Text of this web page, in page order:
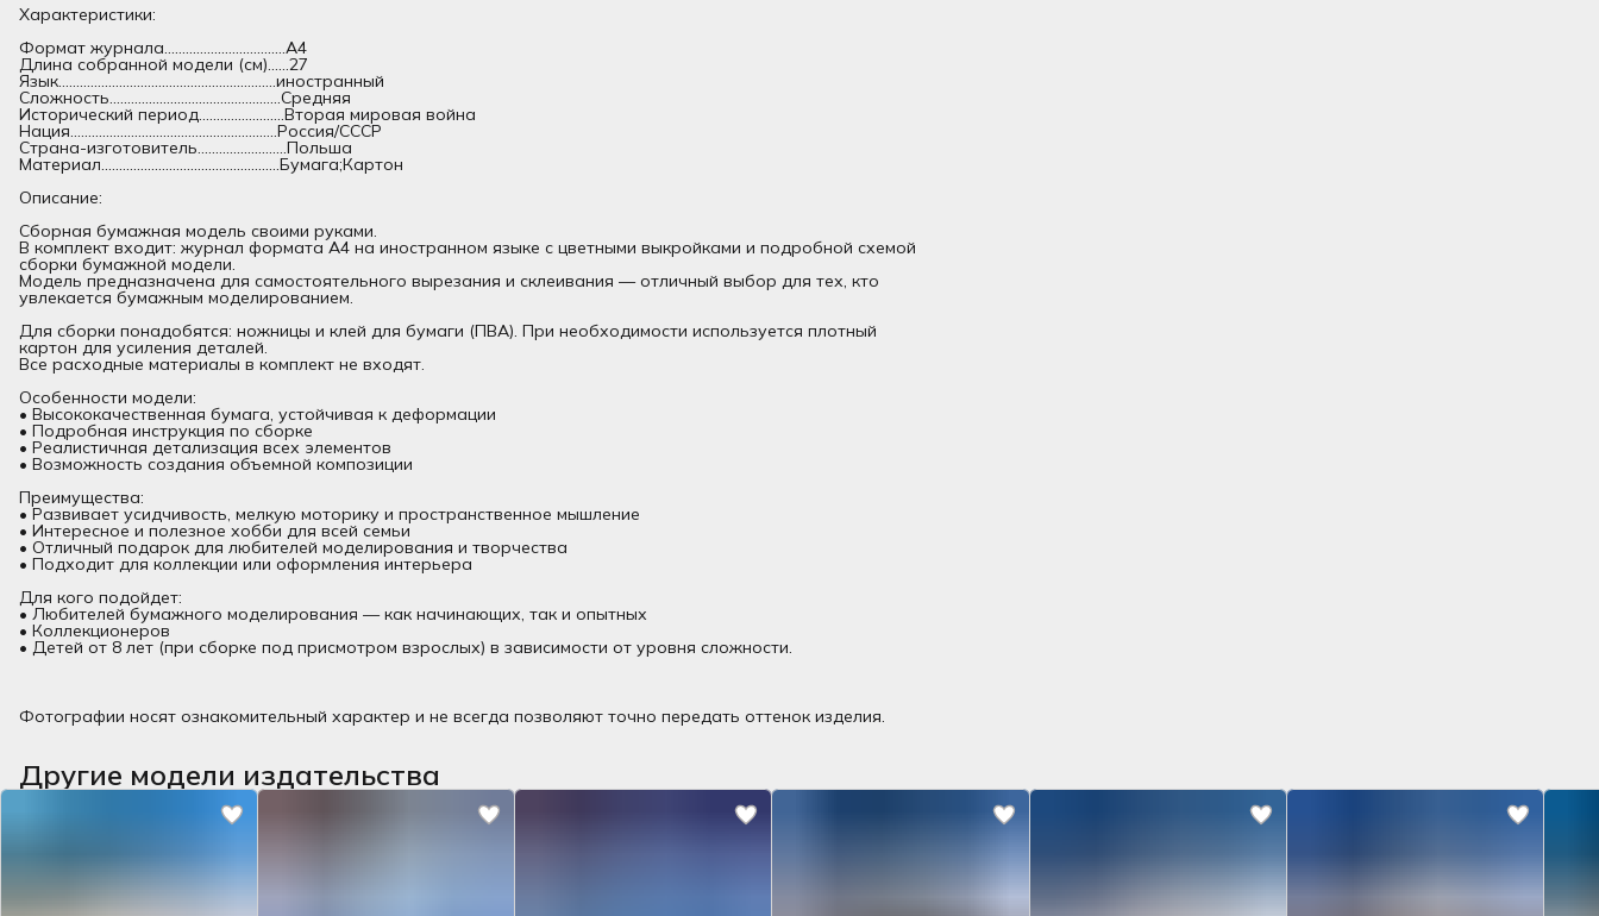
Характеристики:
Формат журнала..................................А4
Длина собранной модели (см)......27
Язык.............................................................иностранный
Сложность................................................Средняя
Исторический период........................Вторая мировая война
Нация..........................................................Россия/СССР
Страна-изготовитель.........................Польша
Материал..................................................Бумага;Картон
Описание:
Сборная бумажная модель своими руками.
В комплект входит: журнал формата А4 на иностранном языке с цветными выкройками и подробной схемой
сборки бумажной модели.
Модель предназначена для самостоятельного вырезания и склеивания — отличный выбор для тех, кто
увлекается бумажным моделированием.
Для сборки понадобятся: ножницы и клей для бумаги (ПВА). При необходимости используется плотный
картон для усиления деталей.
Все расходные материалы в комплект не входят.
Особенности модели:
• Высококачественная бумага, устойчивая к деформации
• Подробная инструкция по сборке
• Реалистичная детализация всех элементов
• Возможность создания объемной композиции
Преимущества:
• Развивает усидчивость, мелкую моторику и пространственное мышление
• Интересное и полезное хобби для всей семьи
• Отличный подарок для любителей моделирования и творчества
• Подходит для коллекции или оформления интерьера
Для кого подойдет:
• Любителей бумажного моделирования — как начинающих, так и опытных
• Коллекционеров
• Детей от 8 лет (при сборке под присмотром взрослых) в зависимости от уровня сложности.
Фотографии носят ознакомительный характер и не всегда позволяют точно передать оттенок изделия.
Другие модели издательства